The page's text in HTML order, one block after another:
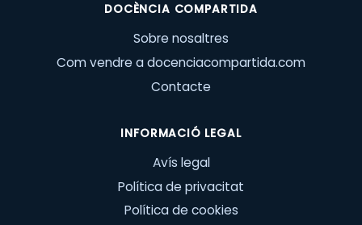
DOCÈNCIA COMPARTIDA
Sobre nosaltres
Com vendre a docenciacompartida.com
Contacte
INFORMACIÓ LEGAL
Avís legal
Política de privacitat
Política de cookies